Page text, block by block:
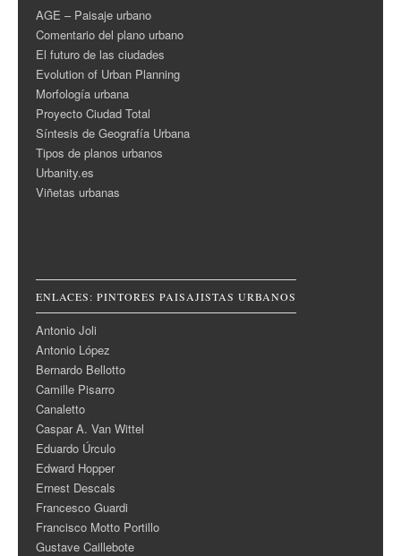
AGE – Paisaje urbano
Comentario del plano urbano
El futuro de las ciudades
Evolution of Urban Planning
Morfología urbana
Proyecto Ciudad Total
Síntesis de Geografía Urbana
Tipos de planos urbanos
Urbanity.es
Viñetas urbanas
ENLACES: PINTORES PAISAJISTAS URBANOS
Antonio Joli
Antonio López
Bernardo Bellotto
Camille Pisarro
Canaletto
Caspar A. Van Wittel
Eduardo Úrculo
Edward Hopper
Ernest Descals
Francesco Guardi
Francisco Motto Portillo
Gustave Caillebote